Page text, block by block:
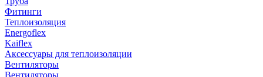
Фитинги
Теплоизоляция
Energoflex
Kaiflex
Аксессуары для теплоизоляции
Вентиляторы
Вентиляторы